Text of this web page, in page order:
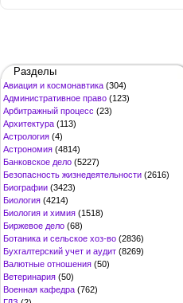
Разделы
Авиация и космонавтика (304)
Административное право (123)
Арбитражный процесс (23)
Архитектура (113)
Астрология (4)
Астрономия (4814)
Банковское дело (5227)
Безопасность жизнедеятельности (2616)
Биографии (3423)
Биология (4214)
Биология и химия (1518)
Биржевое дело (68)
Ботаника и сельское хоз-во (2836)
Бухгалтерский учет и аудит (8269)
Валютные отношения (50)
Ветеринария (50)
Военная кафедра (762)